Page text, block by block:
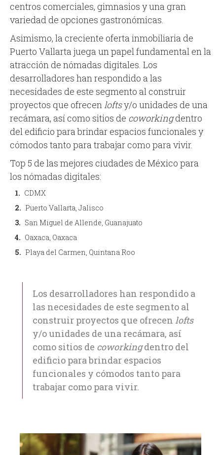
centros comerciales, gimnasios y una gran
variedad de opciones gastronómicas.
Asimismo, la creciente oferta inmobiliaria de
Puerto Vallarta juega un papel fundamental en la
atracción de nómadas digitales. Los
desarrolladores han respondido a las
necesidades de este segmento al construir
proyectos que ofrecenloftsy/o unidades de una
recámara, así como sitios de coworkingdentro
del edificio para brindar espacios funcionales y
cómodos tanto para trabajar como para vivir.
Top 5 de las mejores ciudades de México para
los nómadas digitales:
CDMX
Puerto Vallarta, Jalisco
San Miguel de Allende, Guanajuato
Oaxaca, Oaxaca
Playa del Carmen, Quintana Roo
Los desarrolladores han respondido a
las necesidades de este segmento al
construir proyectos que ofrecen lofts
y/o unidades de una recámara, así
como sitios de coworkingdentro del
edificio para brindar espacios
funcionales y cómodos tanto para
trabajar como para vivir.